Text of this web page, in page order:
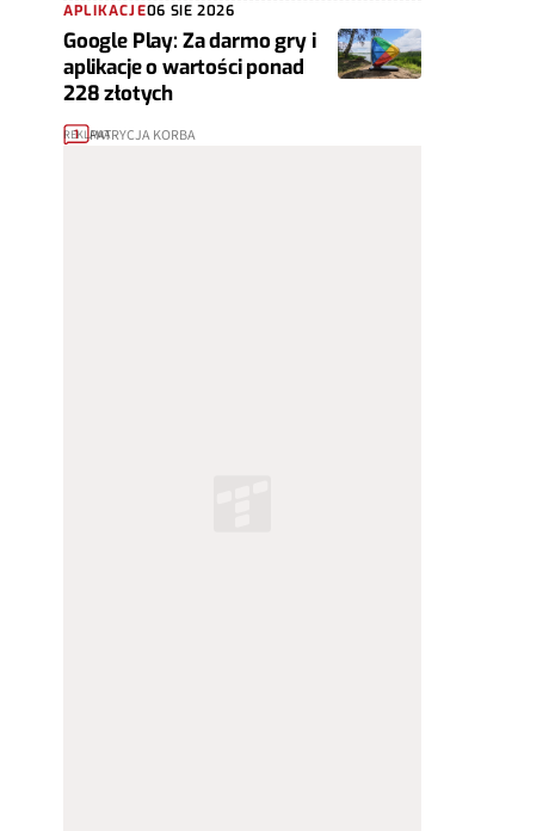
APLIKACJE06 SIE 2026
Google Play: Za darmo gry i
aplikacje o wartości ponad
228 złotych
1 PATRYCJA KORBA